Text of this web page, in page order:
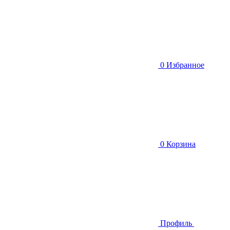
0 Избранное
0 Корзина
Профиль